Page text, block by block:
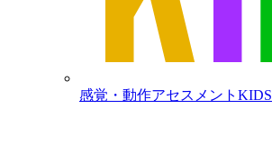
感覚・動作アセスメントKIDS